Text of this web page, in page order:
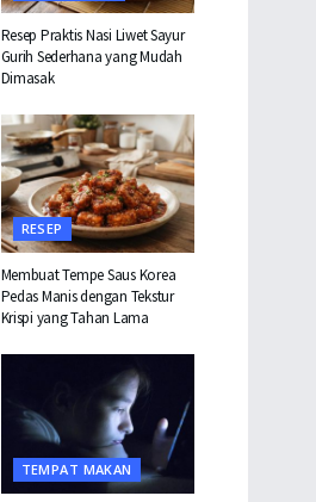
Resep Praktis Nasi Liwet Sayur
Gurih Sederhana yang Mudah
Dimasak
RESEP
Membuat Tempe Saus Korea
Pedas Manis dengan Tekstur
Krispi yang Tahan Lama
TEMPAT MAKAN